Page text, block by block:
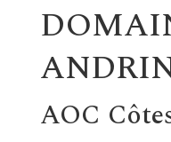
AOC